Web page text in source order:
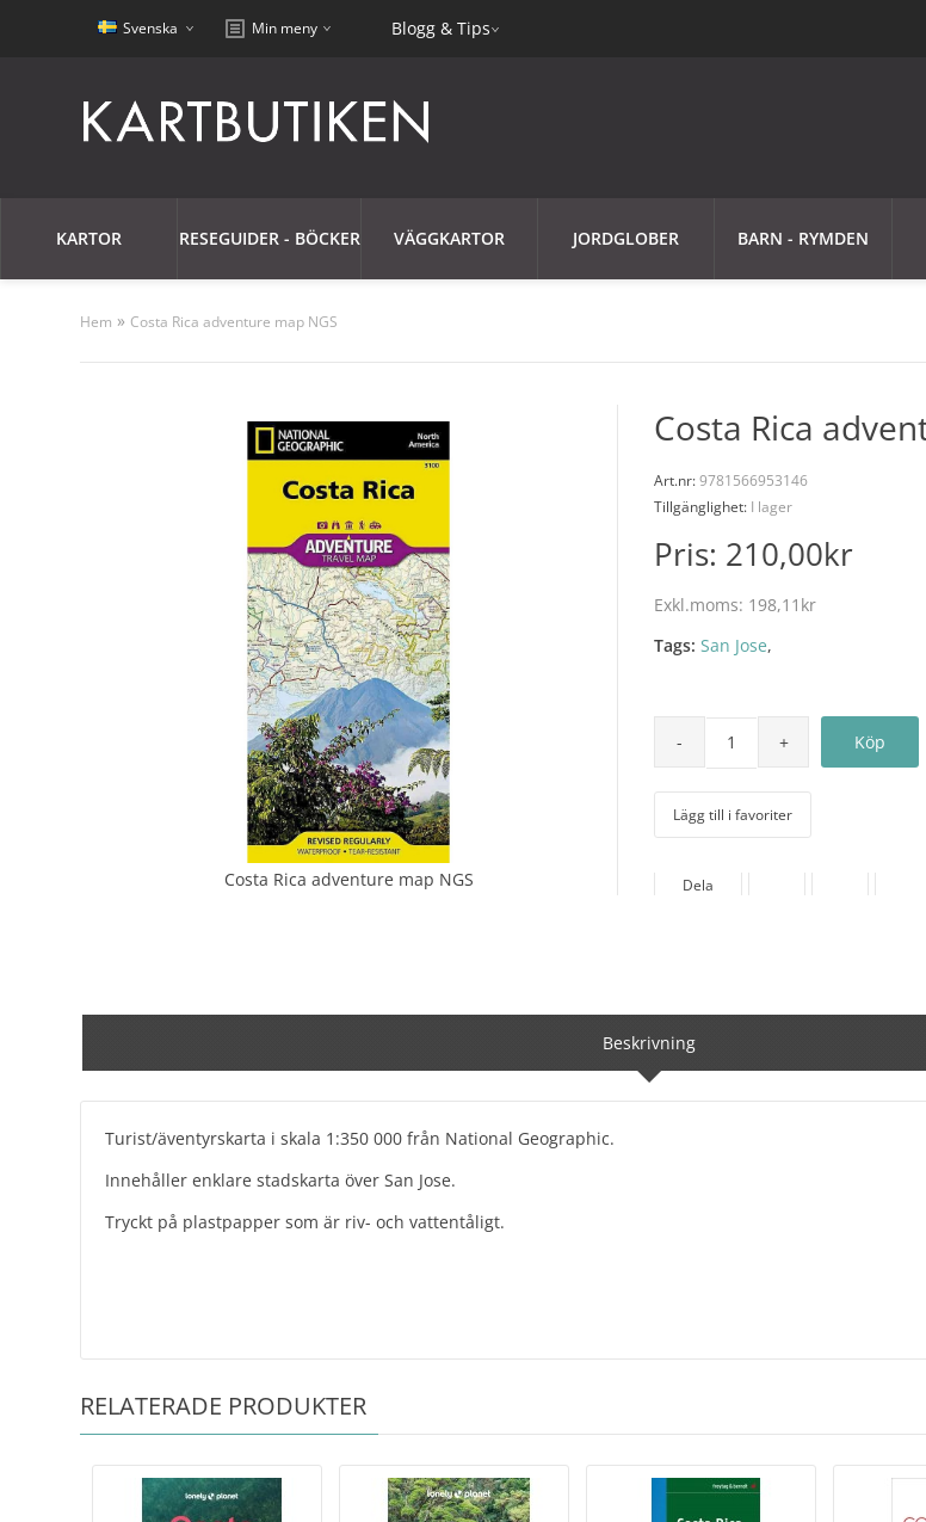
Svenska Min meny Blogg & Tips
KARTOR RESEGUIDER - BÖCKER VÄGGKARTOR JORDGLOBER BARN - RYMDEN
Hem » Costa Rica adventure map NGS
Costa Rica adventure map NGS
Costa Rica
Art.nr:9781566953146
Tillgänglighet: I lager
Pris: 210,00kr
Exkl.moms: 198,11kr
Tags: San Jose,
Lägg till i favoriter
Dela
Beskrivning
Turist/äventyrskarta i skala 1:350 000 från National Geographic.
Innehåller enklare stadskarta över San Jose.
Tryckt på plastpapper som är riv- och vattentåligt.
RELATERADE PRODUKTER